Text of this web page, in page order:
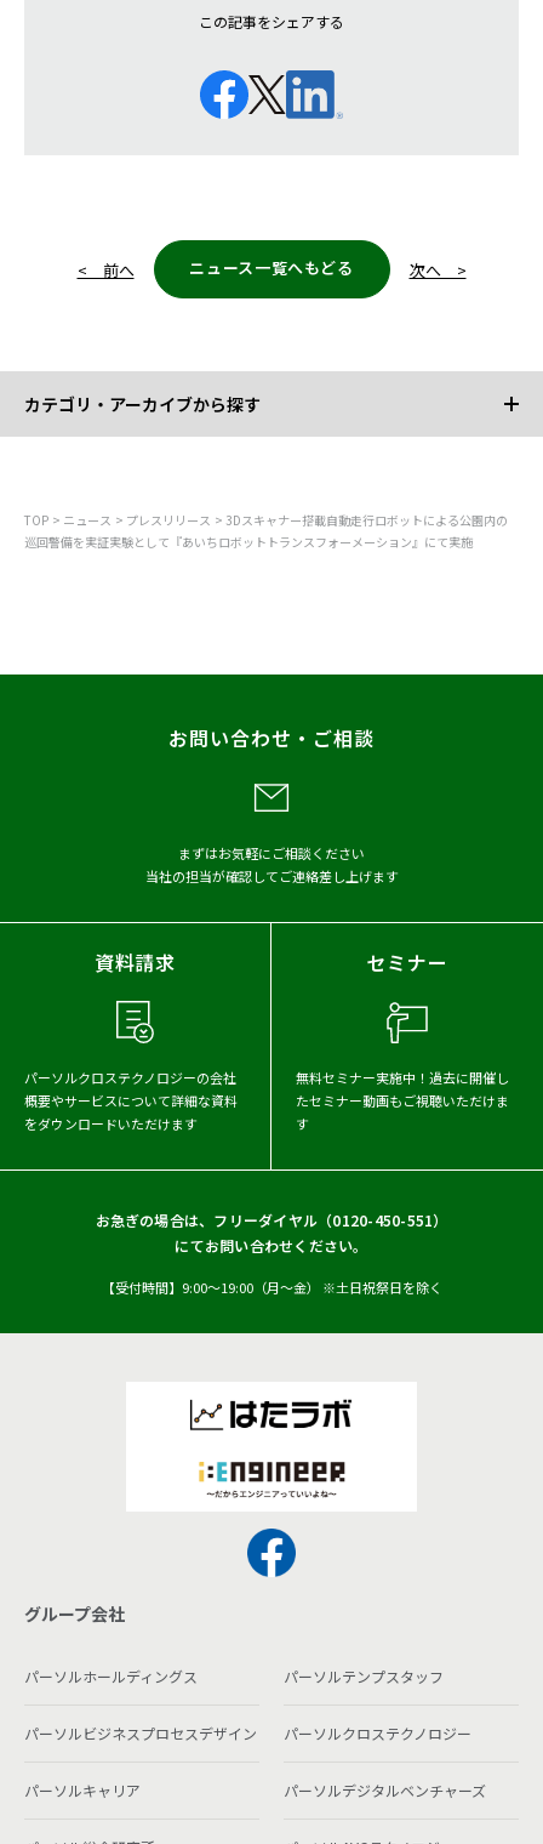
カテゴリ・アーカイブから探す
すべて
メディア掲載
2026年 2025年
2024年
2023年
2022年
2021年
2020年
2018年
2017年
この記事をシェアする
< 前へ ニュース一覧へもどる 次へ >
TOP ニュース プレスリリース
3Dスキャナー搭載自動走行ロボットによる公園内の
巡回警備を実証実験として『あいちロボットトランスフォーメーション』にて実施
お問い合わせ・ご相談
まずはお気軽にご相談ください
当社の担当が確認してご連絡差し上げます
資料請求
パーソルクロステクノロジーの会社
概要やサービスについて詳細な資料
をダウンロードいただけます
セミナー
無料セミナー実施中！ 過去に開催し
たセミナー動画もご視聴いただけま
す
お急ぎの場合は、フリーダイヤル（0120-450-551）
にてお問い合わせください。
【受付時間】9:00〜19:00（月〜金） ※土日祝祭日を除く
グループ会社
パーソルホールディングス パーソルテンプスタッフ
パーソルビジネスプロセスデザイン パーソルクロステクノロジー
パーソルキャリア パーソルデジタルベンチャーズ